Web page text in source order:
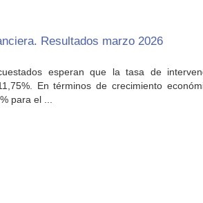
Resultados marzo 2026
esperan que la tasa de
En términos de crecimiento
para el ...